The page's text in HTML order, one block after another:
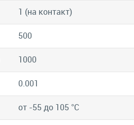
1 (на контакт)
500
1000
0.001
от -55 до 105 °C